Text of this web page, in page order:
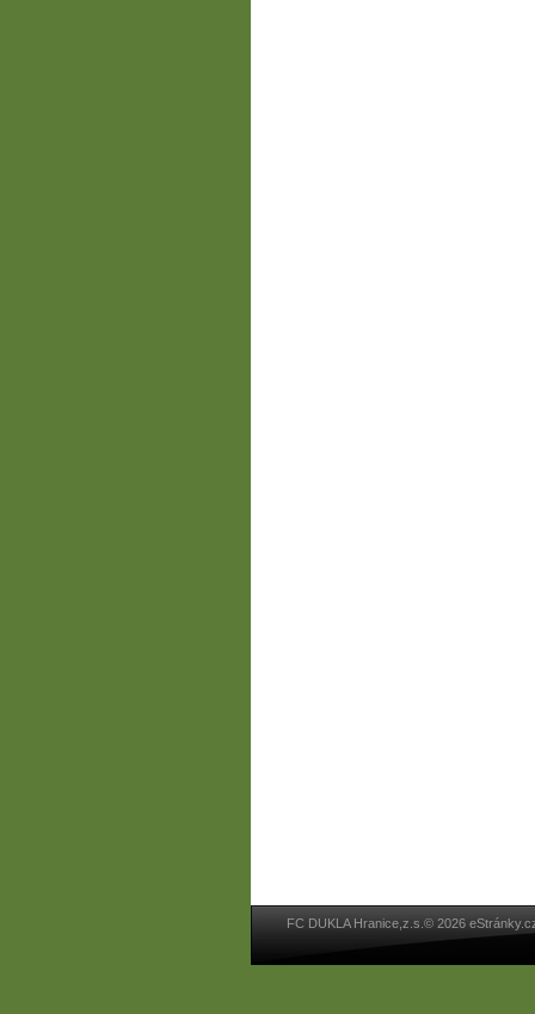
FC DUKLA Hranice,z.s.© 2026